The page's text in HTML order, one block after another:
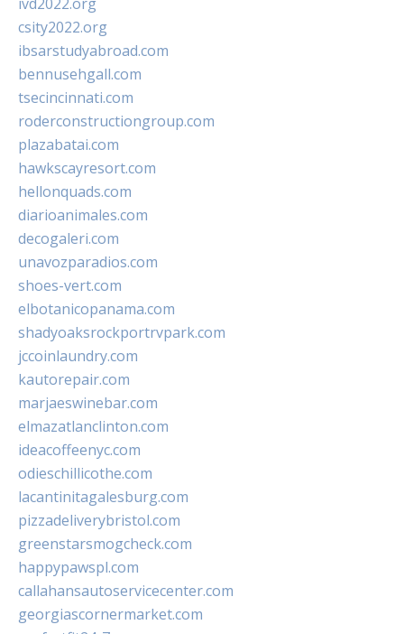
csity2022.org
ibsarstudyabroad.com
bennusehgall.com
tsecincinnati.com
roderconstructiongroup.com
plazabatai.com
hawkscayresort.com
hellonquads.com
diarioanimales.com
decogaleri.com
unavozparadios.com
shoes-vert.com
elbotanicopanama.com
shadyoaksrockportrvpark.com
jccoinlaundry.com
kautorepair.com
marjaeswinebar.com
elmazatlanclinton.com
ideacoffeenyc.com
odieschillicothe.com
lacantinitagalesburg.com
pizzadeliverybristol.com
greenstarsmogcheck.com
happypawspl.com
callahansautoservicecenter.com
georgiascornermarket.com